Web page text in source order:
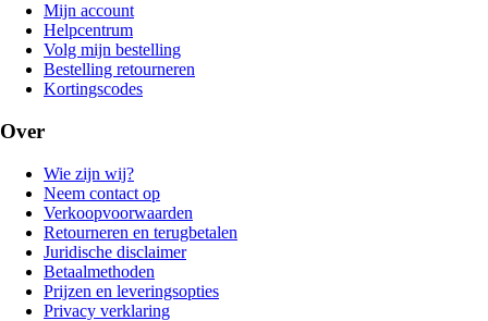
Mijn account
Helpcentrum
Volg mijn bestelling
Bestelling retourneren
Kortingscodes
Over
Wie zijn wij?
Neem contact op
Verkoopvoorwaarden
Retourneren en terugbetalen
Juridische disclaimer
Betaalmethoden
Prijzen en leveringsopties
Privacy verklaring